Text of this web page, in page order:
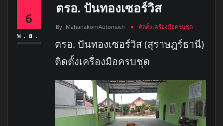
6
พ.ย.
ตรอ. ปันทองเซอร์วิส
By MahanakornAutomach ติดตั้งเครื่องมือครบชุด
ตรอ. ปันทองเซอร์วิส (สุราษฎร์ธานี)
ติดตั้งเครื่องมือครบชุด